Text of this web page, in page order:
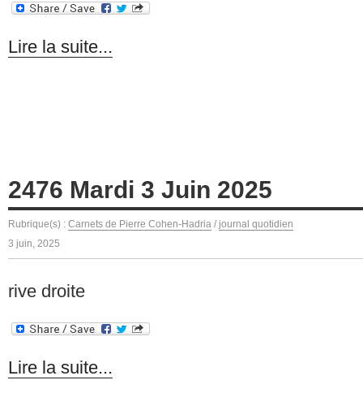
Lire la suite...
2476 Mardi 3 Juin 2025
Rubrique(s) : Carnets de Pierre Cohen-Hadria / journal quotidien
3 juin, 2025
rive droite
Lire la suite...